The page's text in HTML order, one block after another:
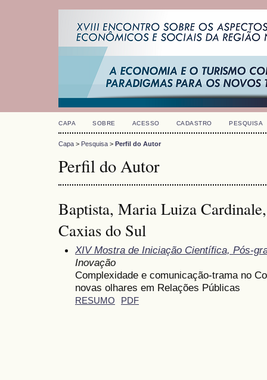
CAPA SOBRE ACESSO CADASTRO PESQUISA
Capa > Pesquisa > Perfil do Autor
Perfil do Autor
Baptista, Maria Luiza
Caxias do Sul
XIV Mostra de Iniciação Científica, Pós-
Inovação
Complexidade e comunicação-trama no
novas olhares em Relações Públicas
RESUMO PDF